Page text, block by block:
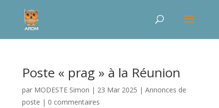
Poste « prag » à la Réunion
par MODESTE Simon | 23 Mar 2025 | Annonces de
poste | 0 commentaires